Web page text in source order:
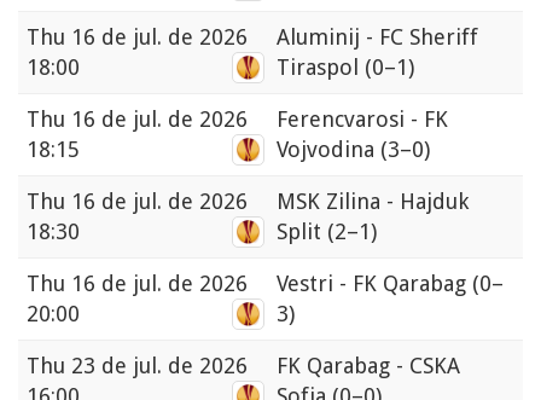
Thu 16 de jul. de 2026
18:00
Aluminij - FC Sheriff
Tiraspol (0–1)
Thu 16 de jul. de 2026
18:15
Ferencvarosi - FK
Vojvodina (3–0)
Thu 16 de jul. de 2026
18:30
MSK Zilina - Hajduk
Split (2–1)
Thu 16 de jul. de 2026
20:00
Vestri - FK Qarabag (0–
3)
Thu 23 de jul. de 2026
FK Qarabag - CSKA